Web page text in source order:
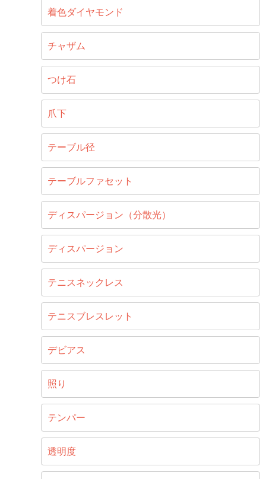
着色ダイヤモンド
チャザム
つけ石
爪下
テーブル径
テーブルファセット
ディスパージョン（分散光）
ディスパージョン
テニスネックレス
テニスブレスレット
デビアス
照り
テンパー
透明度